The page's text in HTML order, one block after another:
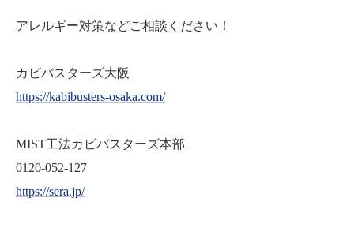
アレルギー対策などご相談ください！
カビバスターズ大阪
https://kabibusters-osaka.com/
MIST工法カビバスターズ本部
0120-052-127
https://sera.jp/